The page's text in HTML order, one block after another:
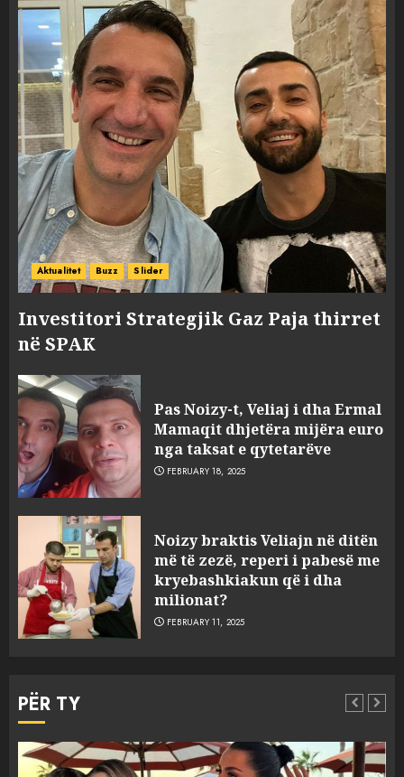
Aktualitet Buzz Slider
Investitori Strategjik Gaz Paja thirret
në SPAK
Pas Noizy-t, Veliaj i dha Ermal
Mamaqit dhjetëra mijëra euro
nga taksat e qytetarëve
FEBRUARY 18, 2025
Noizy braktis Veliajn në ditën
më të zezë, reperi i pabesë me
kryebashkiakun që i dha
milionat?
FEBRUARY 11, 2025
PËR TY
3
sulmuan “One Albania”,
ngjarja u fsheh. A u vodhën
serverat?
MARCH 25, 2025
4 MARCH 25, 2025